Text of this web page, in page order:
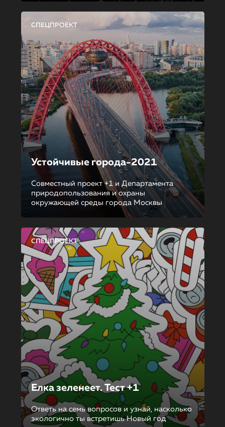
СПЕЦПРОЕКТ
Устойчивые города-2021
Совместный проект +1 и Департамента
природопользования и охраны
окружающей среды города Москвы
СПЕЦПРОЕКТ
Елка зеленеет. Тест +1
Ответь на семь вопросов и узнай, насколько
экологично ты встретишь Новый год